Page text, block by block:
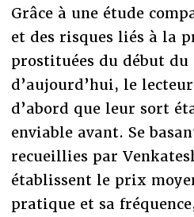
Grâce à une étude
et des risques liés à la
prostituées du début du
d’aujourd’hui, le
d’abord que leur sort
enviable avant. Se
recueillies par
établissent le prix
pratique et sa